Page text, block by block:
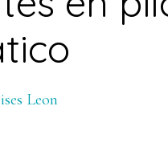
Leon